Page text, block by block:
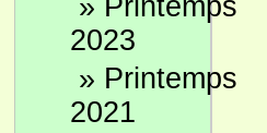
» Printemps
2023
» Printemps
2021